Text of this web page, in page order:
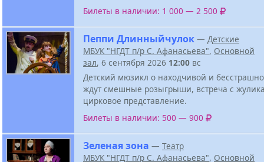
Билеты в наличии: 1 000 — 2 500
Пеппи Длинныйчулок — Детские
МБУК "НГДТ п/р С. Афанасьева", Основной
зал, 6 сентября 2026 12:00 вс
Детский мюзикл о находчивой и
ждут смешные розыгрыши, встреча с
цирковое представление.
Билеты в наличии: 500 — 900
Зеленая зона — Театр
МБУК "НГДТ п/р С. Афанасьева", Основной